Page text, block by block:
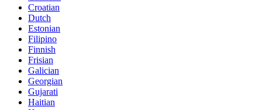
Croatian
Dutch
Estonian
Filipino
Finnish
Frisian
Galician
Georgian
Gujarati
Haitian